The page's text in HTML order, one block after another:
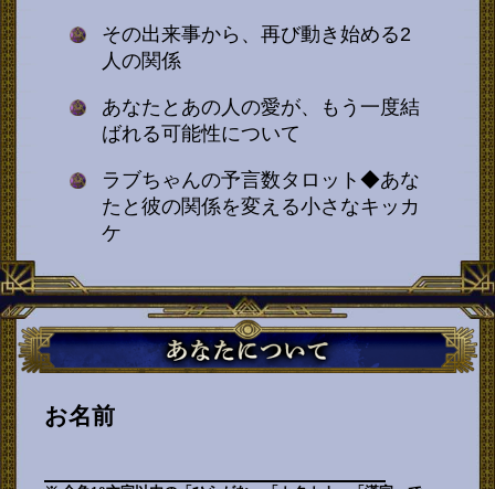
その出来事から、再び動き始める2
人の関係
あなたとあの人の愛が、もう一度結
ばれる可能性について
ラブちゃんの予言数タロット◆あな
たと彼の関係を変える小さなキッカ
ケ
お名前